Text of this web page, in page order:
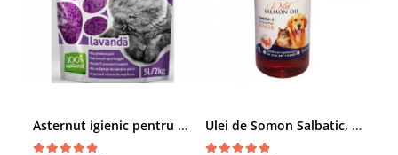
Asternut igienic pentru pisici Tofu Lavanda, Mon Petit 5 l Ulei de Somon Salbatic, câini și pisici, piele si blană, BEST4PETS, 1l